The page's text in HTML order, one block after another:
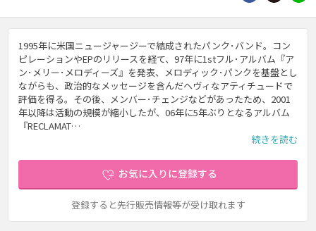
1995年に米国ニュージャージーで結成されたパンク･バンド。コン
ピレーションやEPのリリースを経て、97年に1stフル･アルバム『ア
ン･メリー･メロディーズ』を発表、メロディック･パンクを基盤とし
ながらも、政治的なメッセージを含んだヘヴィなアティチュードで
評価を得る。その後、メンバー･チェンジなどがあったため、2001
年以降は活動の規模が縮小したが、06年に5年ぶりとなるアルバム
『RECLAMAT…
続きを読む
お気に入りに登録する
登録すると先行販売情報等が受け取れます